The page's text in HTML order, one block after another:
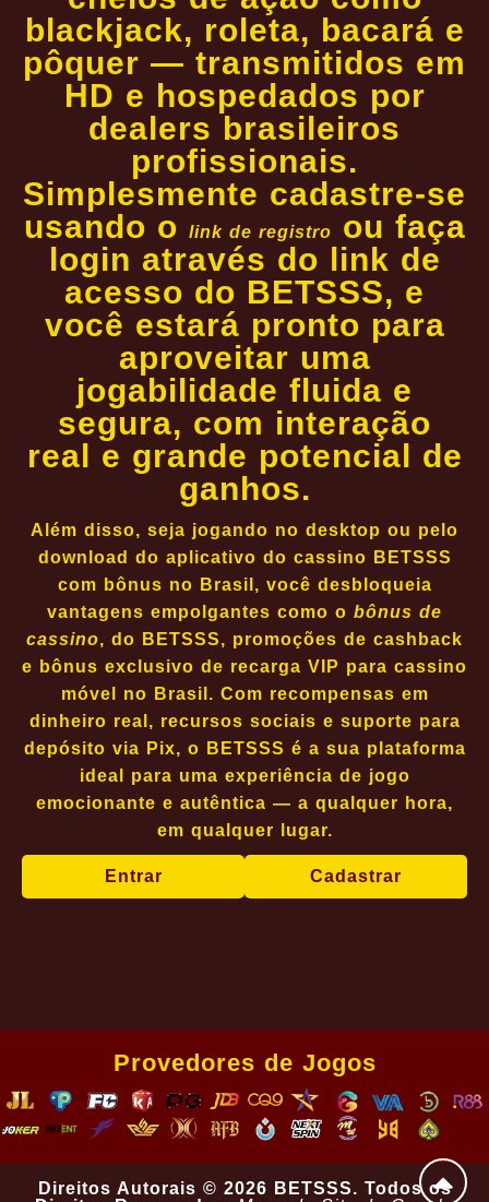
blackjack, roleta, bacará e
pôquer — transmitidos em
HD e hospedados por
dealers brasileiros
profissionais.
Simplesmente cadastre-se
usando o
link de registro
ou faça
login através do link de
acesso do BETSSS, e
você estará pronto para
aproveitar uma
jogabilidade fluida e
segura, com interação
real e grande potencial de
ganhos.
Além disso, seja jogando no desktop ou pelo
download do aplicativo do cassino BETSSS
com bônus no Brasil, você desbloqueia
vantagens empolgantes como o bônus de
cassino, do BETSSS, promoções de cashback
e bônus exclusivo de recarga VIP para cassino
móvel no Brasil. Com recompensas em
dinheiro real, recursos sociais e suporte para
depósito via Pix, o BETSSS é a sua plataforma
ideal para uma experiência de jogo
emocionante e autêntica — a qualquer hora,
em qualquer lugar.
Entrar Cadastrar
Provedores de Jogos
Direitos Autorais © 2026 BETSSS. Todos os